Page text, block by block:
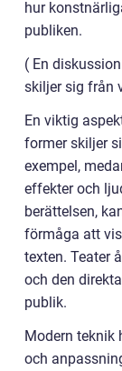
hur
publiken.
( En
skiljer sig från
En viktig
former skiljer
exempel,
effekter och
berättelsen,
förmåga att
texten. Teater
och den
publik.
Modern teknik
och